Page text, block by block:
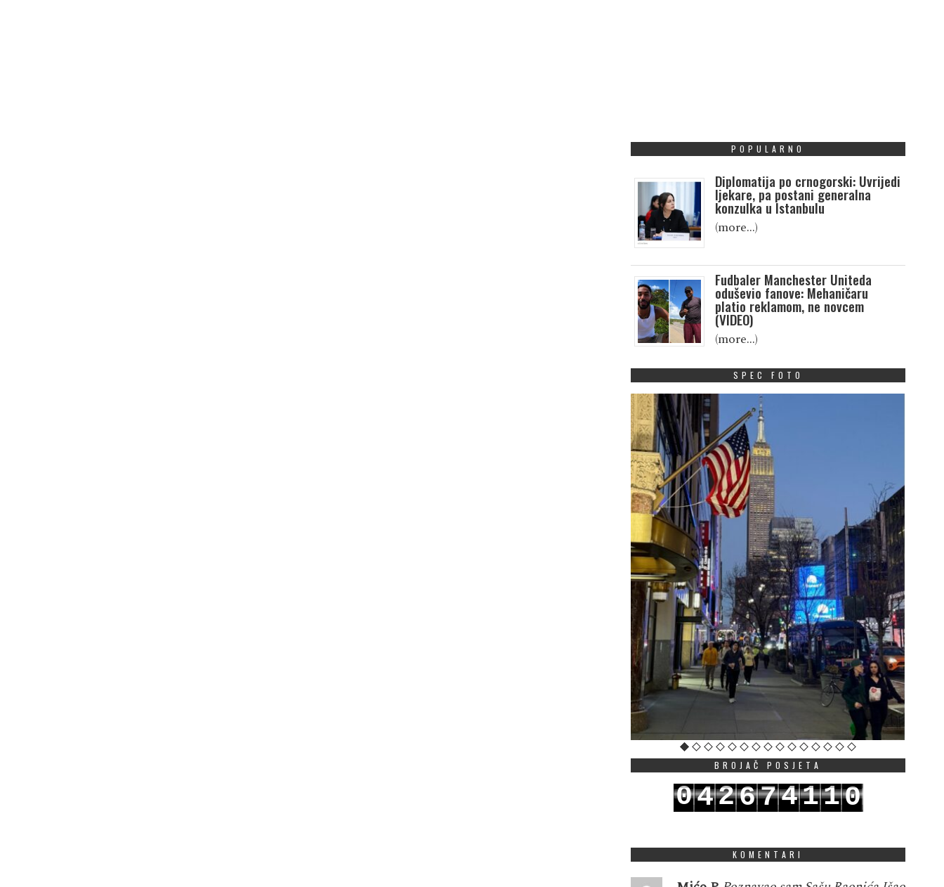
POPULARNO
Diplomatija po crnogorski: Uvrijedi
ljekare, pa postani generalna
konzulka u Istanbulu
(more…)
Fudbaler Manchester Uniteda
oduševio fanove: Mehaničaru
platio reklamom, ne novcem
(VIDEO)
(more…)
SPEC FOTO
BROJAČ POSJETA
042674110
KOMENTARI